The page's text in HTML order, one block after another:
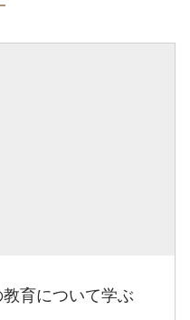
育について学ぶ